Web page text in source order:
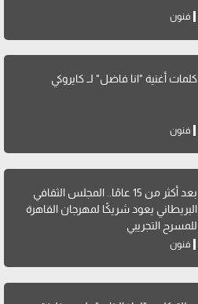
فنون
كلمات أغنية "انا فاضل" لــ كايروكي
فنون
بعد أكثر من 15 عامًا.. المجلس الثقافي
البريطاني يعود شريكًا لمهرجان القاهرة
للمسرح التجريبي
فنون